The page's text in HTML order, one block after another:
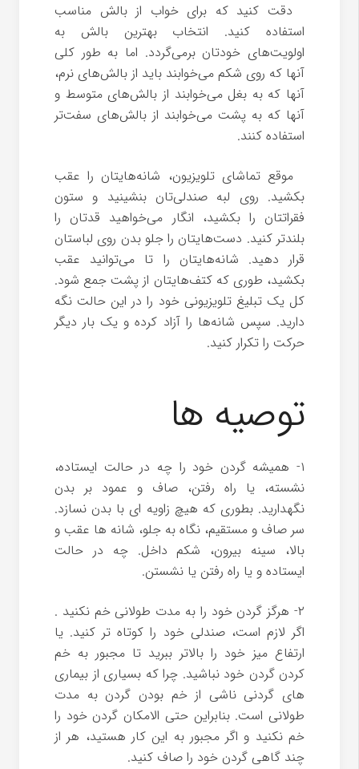
دقت کنید که برای خواب از بالش مناسب
استفاده کنید. انتخاب بهترین بالش به
اولویت‌های خودتان برمی‌گردد. اما به طور کلی
آنها که روی شکم می‌خوابند باید از بالش‌های نرم،
آنها که به بغل می‌خوابند از بالش‌های متوسط و
آنها که به پشت می‌خوابند از بالش‌های سفت‌تر
استفاده کنند.
موقع تماشای تلویزیون، شانه‌هایتان را عقب
بکشید. روی لبه صندلی‌تان بنشینید و ستون
فقراتتان را بکشید، انگار می‌خواهید قدتان را
بلندتر کنید. دست‌هایتان را جلو بدن روی لباستان
قرار دهید. شانه‌هایتان را تا می‌توانید عقب
بکشید، طوری که کتف‌هایتان از پشت جمع شود.
کل یک تبلیغ تلویزیونی خود را در این حالت نگه
دارید. سپس شانه‌ها را آزاد کرده و یک بار دیگر
حرکت را تکرار کنید.
توصیه ها
۱- همیشه گردن خود را چه در حالت ایستاده،
نشسته، یا راه رفتن، صاف و عمود بر بدن
نگهدارید. بطوری که هیچ زاویه ای با بدن نسازد.
سر صاف و مستقیم، نگاه به جلو، شانه ها عقب و
بالا، سینه بیرون، شکم داخل. چه در حالت
ایستاده و یا راه رفتن یا نشستن.
۲- هرگز گردن خود را به مدت طولانی خم نکنید .
اگر لازم است، صندلی خود را کوتاه تر کنید. یا
ارتفاع میز خود را بالاتر ببرید تا مجبور به خم
کردن گردن خود نباشید. چرا که بسیاری از بیماری
های گردنی ناشی از خم بودن گردن به مدت
طولانی است. بنابراین حتی الامکان گردن خود را
خم نکنید و اگر مجبور به این کار هستید، هر از
چند گاهی گردن خود را صاف کنید.